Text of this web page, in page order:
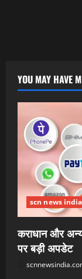
YOU MAY HAVE
scn news india
कराधान और
पर बड़ी अपडेट